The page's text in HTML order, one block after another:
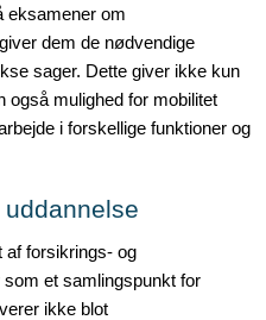
eksamener om
dem de nødvendige
sager. Dette giver ikke kun
også mulighed for mobilitet
i forskellige funktioner og
af forsikrings- og
et samlingspunkt for
ikke blot